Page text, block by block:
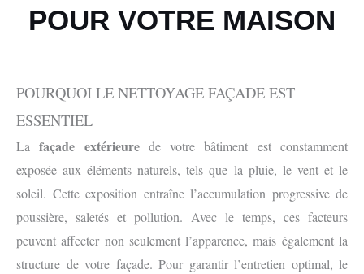
POUR VOTRE MAISON
POURQUOI LE NETTOYAGE FAÇADE EST
ESSENTIEL
Lafaçade extérieurede votre bâtiment est constamment
exposée aux éléments naturels, tels que la pluie, le vent et le
soleil. Cette exposition entraîne l’accumulation progressive de
poussière, saletés et pollution. Avec le temps, ces facteurs
peuvent affecter non seulement l’apparence, mais également la
structure de votre façade. Pour garantir l’entretien optimal, le